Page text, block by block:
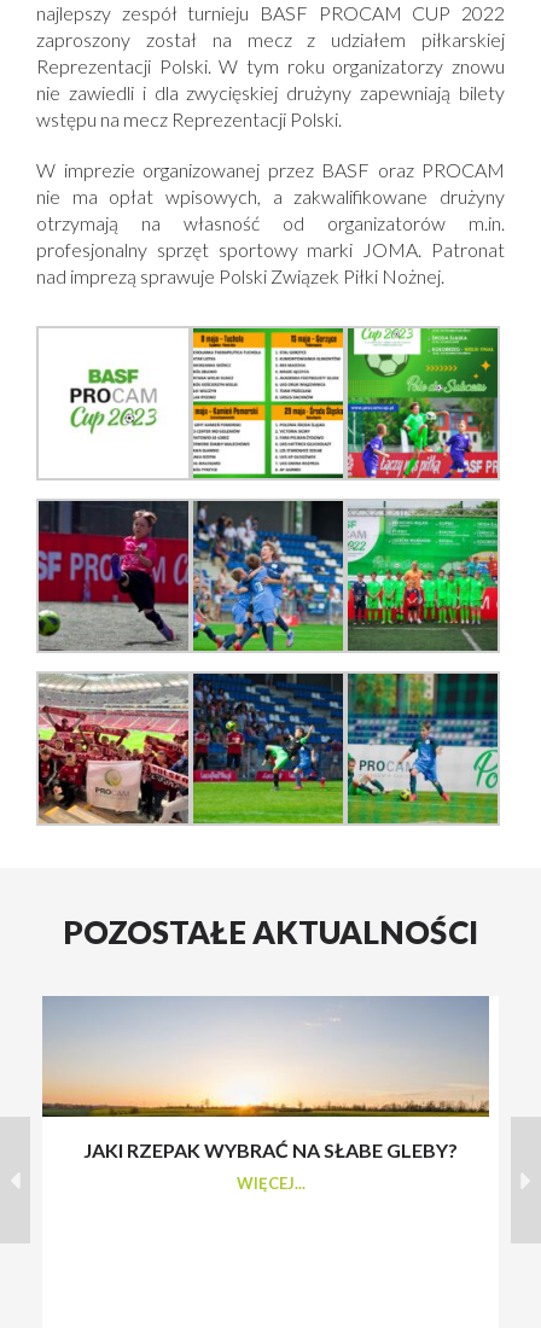
najlepszy zespół turnieju BASF PROCAM CUP 2022
zaproszony został na mecz z udziałem piłkarskiej
Reprezentacji Polski. W tym roku organizatorzy znowu
nie zawiedli i dla zwycięskiej drużyny zapewniają bilety
wstępu na mecz Reprezentacji Polski.
W imprezie organizowanej przez BASF oraz PROCAM
nie ma opłat wpisowych, a zakwalifikowane drużyny
otrzymają na własność od organizatorów m.in.
profesjonalny sprzęt sportowy marki JOMA. Patronat
nad imprezą sprawuje Polski Związek Piłki Nożnej.
POZOSTAŁE AKTUALNOŚCI
JAKI RZEPAK WYBRAĆ NA SŁABE GLEBY?
WIĘCEJ...